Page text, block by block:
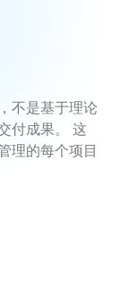
不是基于理论
付成果。 这
理的每个项目